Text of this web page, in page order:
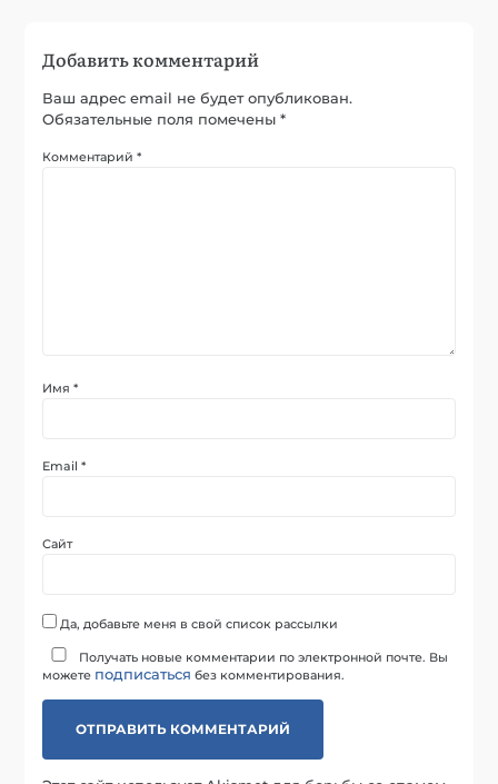
Добавить комментарий
Ваш адрес email не будет опубликован.
Обязательные поля помечены*
Комментарий*
Имя*
Email*
Сайт
Да, добавьте меня в свой список рассылки
Получать новые комментарии по электронной почте. Вы
можете подписаться без комментирования.